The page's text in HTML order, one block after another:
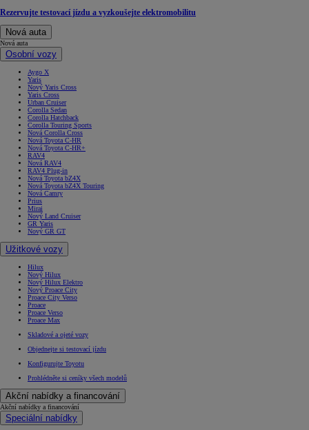
Rezervujte testovací jízdu a vyzkoušejte elektromobilitu
Nová auta
Nová auta
Osobní vozy
Aygo X
Yaris
Nový Yaris Cross
Yaris Cross
Urban Cruiser
Corolla Sedan
Corolla Hatchback
Corolla Touring Sports
Nová Corolla Cross
Nová Toyota C-HR
Nová Toyota C-HR+
RAV4
Nová RAV4
RAV4 Plug-in
Nová Toyota bZ4X
Nová Toyota bZ4X Touring
Nová Camry
Prius
Mirai
Nový Land Cruiser
GR Yaris
Nový GR GT
Užitkové vozy
Hilux
Nový Hilux
Nový Hilux Elektro
Nový Proace City
Proace City Verso
Proace
Proace Verso
Proace Max
Skladové a ojeté vozy(Opens in new window)
Objednejte si testovací jízdu
Konfigurujte Toyotu
Prohlédněte si ceníky všech modelů
Akční nabídky a financování
Akční nabídky a financování
Speciální nabídky